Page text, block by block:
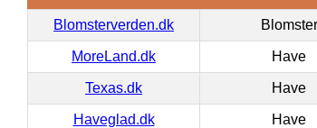
Blomsterverden.dk Blomster
MoreLand.dk Have
Texas.dk Have
Haveglad.dk Have